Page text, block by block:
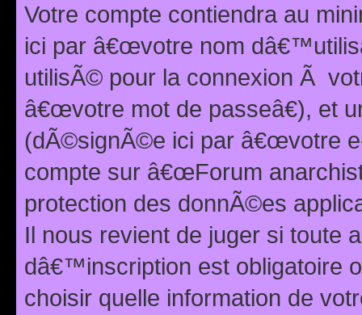
Votre compte contiendra au
ici par â€œvotre nom
utilisÃ© pour la connexion Ã
â€œvotre mot de passeâ€), et
(dÃ©signÃ©e ici par â€œvotre
compte sur â€œForum
protection des donnÃ©es
Il nous revient de juger si toute
dâ€™inscription est obligatoire
choisir quelle information de